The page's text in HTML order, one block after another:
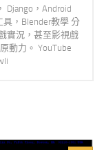
Django，Android
具，Blender教學 分
實況，甚至影視戲
動力。 YouTube